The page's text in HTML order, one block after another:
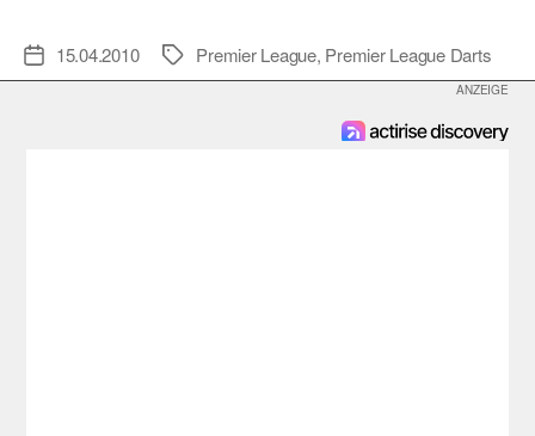
Veröffentlichungsdatum
15.04.2010 Schlagwörter
Premier League, Premier League Darts